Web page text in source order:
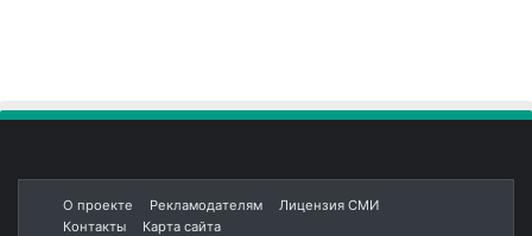
О проекте Рекламодателям
Лицензия СМИ
Контакты
Карта сайта